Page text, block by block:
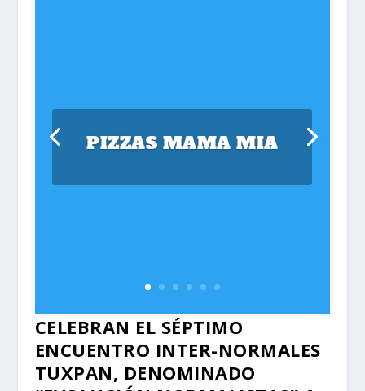
PIZZAS MAMA MIA
CELEBRAN EL SÉPTIMO
ENCUENTRO INTER-NORMALES
TUXPAN, DENOMINADO